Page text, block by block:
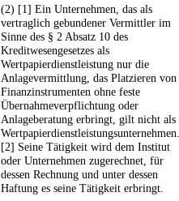
(2) [1] Ein Unternehmen, das als
vertraglich gebundener Vermittler im
Sinne des § 2 Absatz 10 des
Kreditwesengesetzes als
Wertpapierdienstleistung nur die
Anlagevermittlung, das Platzieren von
Finanzinstrumenten ohne feste
Übernahmeverpflichtung oder
Anlageberatung erbringt, gilt nicht als
Wertpapierdienstleistungsunternehmen.
[2] Seine Tätigkeit wird dem Institut
oder Unternehmen zugerechnet, für
dessen Rechnung und unter dessen
Haftung es seine Tätigkeit erbringt.